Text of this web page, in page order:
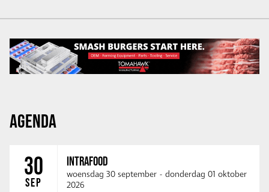
AGENDA
30
SEP
INTRAFOOD
woensdag 30 september - donderdag 01 oktober
2026